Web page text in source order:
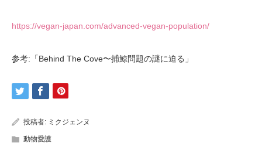
https://vegan-japan.com/advanced-vegan-population/
参考:「Behind The Cove〜捕鯨問題の謎に迫る」
投稿者: ミクジェンヌ
動物愛護